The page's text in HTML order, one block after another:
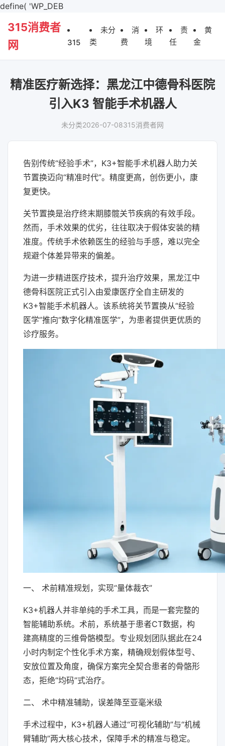
define( 'WP_DEB
315消费者
网
315
未分
类
消
费
环
境
责
任
黄
金
精准医疗新选择：黑龙江中德骨科医院
引入K3 智能手术机器人
未分类2026-07-08315消费者网
告别传统“经验手术”，K3+智能手术机器人助力关
节置换迈向“精准时代”。精度更高，创伤更小，康
复更快。
关节置换是治疗终末期膝髋关节疾病的有效手段。
然而，手术效果的优劣，往往取决于假体安装的精
准度。传统手术依赖医生的经验与手感，难以完全
规避个体差异带来的偏差。
为进一步精进医疗技术，提升治疗效果，黑龙江中
德骨科医院正式引入由爱康医疗全自主研发的
K3+智能手术机器人。该系统将关节置换从“经验
医学”推向“数字化精准医学”，为患者提供更优质的
诊疗服务。
一、 术前精准规划，实现“量体裁衣”
K3+机器人并非单纯的手术工具，而是一套完整的
智能辅助系统。术前，系统基于患者CT数据，构
建高精度的三维骨骼模型。专业规划团队据此在24
小时内制定个性化手术方案，精确规划假体型号、
安放位置及角度，确保方案完全契合患者的骨骼形
态，拒绝“均码”式治疗。
二、 术中精准辅助，误差降至亚毫米级
手术过程中，K3+机器人通过“可视化辅助”与“机械
臂辅助”两大核心技术，保障手术的精准与稳定。